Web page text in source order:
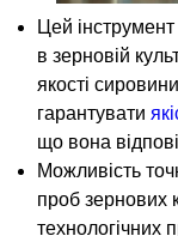
Цей
в зерновій
якості
гарантувати
що вона
Можливість
проб зернових
технологічних